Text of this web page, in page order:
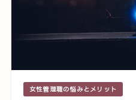
女性管理職の悩みとメリット